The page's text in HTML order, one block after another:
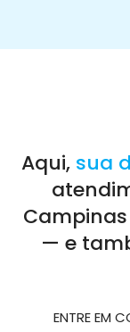
Aqui, sua
Campinas
— e
ENTRE EM